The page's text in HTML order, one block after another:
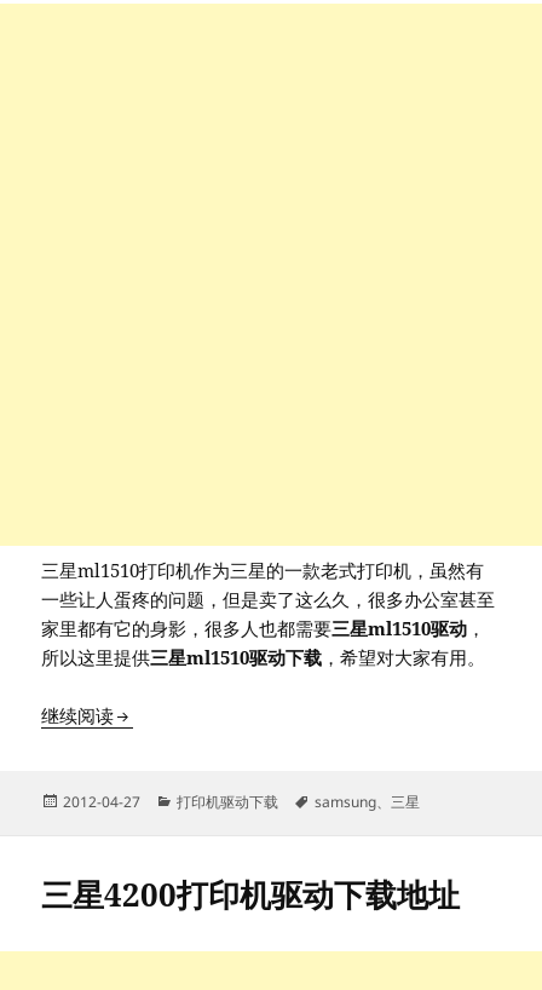
三星ml1510打印机作为三星的一款老式打印机，虽然有
一些让人蛋疼的问题，但是卖了这么久，很多办公室甚至
家里都有它的身影，很多人也都需要三星ml1510驱动 ，
所以这里提供三星ml1510驱动下载 ，希望对大家有用。
继续阅读三星ml1510驱动下载
发
2012-04-27
分
打印机驱动下载
标
samsung、三星
三星4200打印机驱动下载地址